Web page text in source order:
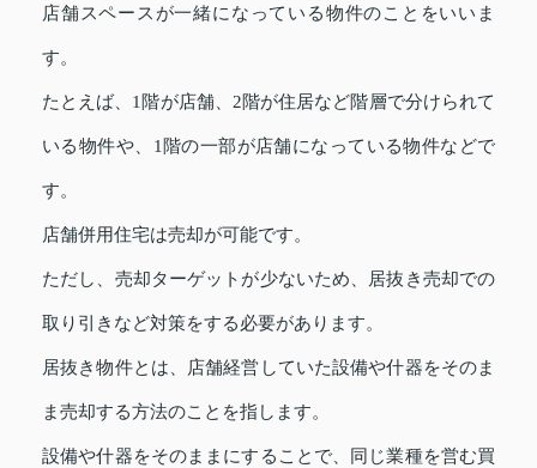
店舗スペースが一緒になっている物件のことをいいま
す。
たとえば、1階が店舗、2階が住居など階層で分けられて
いる物件や、1階の一部が店舗になっている物件などで
す。
店舗併用住宅は売却が可能です。
ただし、売却ターゲットが少ないため、居抜き売却での
取り引きなど対策をする必要があります。
居抜き物件とは、店舗経営していた設備や什器をそのま
ま売却する方法のことを指します。
設備や什器をそのままにすることで、同じ業種を営む買